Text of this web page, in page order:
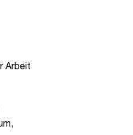
Arbeit